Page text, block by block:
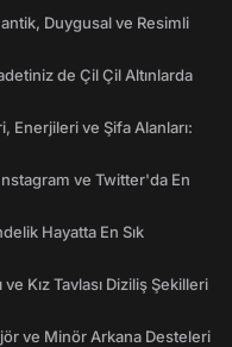
Duygusal ve Resimli
de Çil Çil Altınlarda
Enerjileri ve Şifa Alanları:
ve Twitter'da En
Hayatta En Sık
ve Kız Tavlası Diziliş Şekilleri
ve Minör Arkana Desteleri